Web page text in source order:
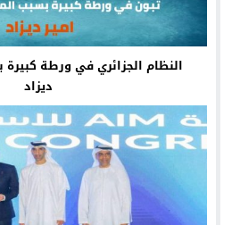
النظام الجزائري في ورطة
ديزاد